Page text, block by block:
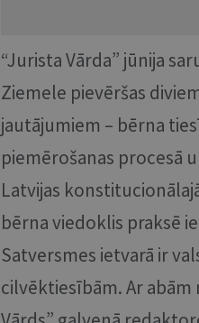
“Jurista Vārda” jūnija
Ziemele pievēršas
jautājumiem – bērna
piemērošanas procesā
Latvijas
bērna viedoklis praksē
Satversmes ietvarā ir
cilvēktiesībām. Ar